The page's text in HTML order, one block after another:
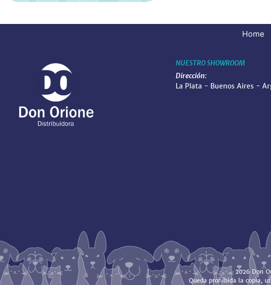
Home
NUESTRO SHOWROOM
Dirección:
La Plata - Buenos Aires -
2026 Don
Queda prohibida la copia,